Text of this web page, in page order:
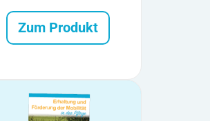
Zum Produkt